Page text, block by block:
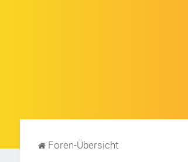
Foren-Übersicht